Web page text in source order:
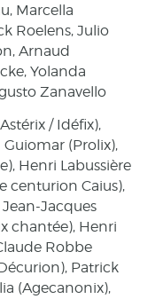
Marcella
Roelens, Julio
Arnaud
Yolanda
Zanavello
/ Idéfix),
(Prolix),
Henri Labussière
centurion Caius),
Jacques
chantée), Henri
Robbe
Patrick
(Agecanonix),